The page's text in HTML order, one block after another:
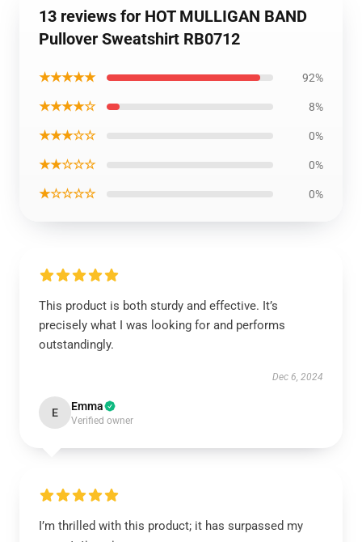
13 reviews for HOT MULLIGAN BAND
Pullover Sweatshirt RB0712
★★★★★ 92%
★★★★☆ 8%
★★★☆☆ 0%
★★☆☆☆ 0%
★☆☆☆☆ 0%
This product is both sturdy and effective. It’s
precisely what I was looking for and performs
outstandingly.
Dec 6, 2024
E Emma
Verified owner
I’m thrilled with this product; it has surpassed my